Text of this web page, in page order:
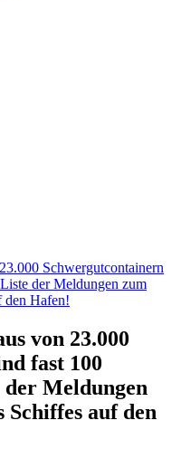
Schwergutcontainern
der Meldungen zum
den Hafen!
von 23.000
fast 100
Meldungen
Schiffes auf den